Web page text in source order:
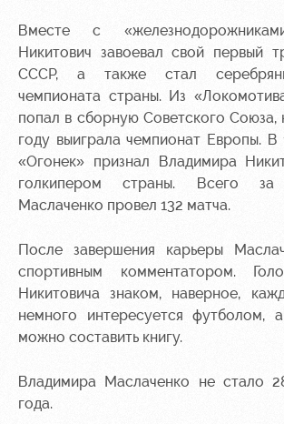
Занятия
спортом
болельщика
Парковка
Информация
для
болельщиков
МГН
Вместе с
Никитович завоевал свой первый
СССР, а также стал
чемпионата страны. Из
попал в сборную Советского Союза,
году выиграла чемпионат Европы.
«Огонек» признал Владимира
голкипером страны. Всего за
Маслаченко провел 132 матча.
После завершения карьеры
спортивным комментатором.
Никитовича знаком, наверное,
немного интересуется футболом,
можно составить книгу.
Владимира Маслаченко не стало
года.